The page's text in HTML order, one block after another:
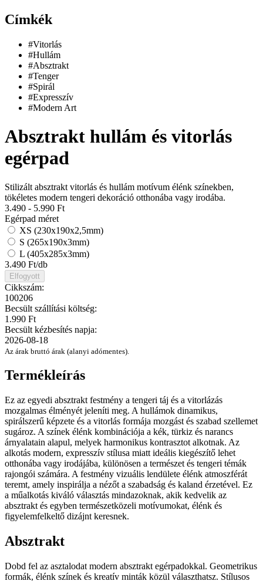
Címkék
#Vitorlás
#Hullám
#Absztrakt
#Tenger
#Spirál
#Expresszív
#Modern Art
Absztrakt hullám és vitorlás
egérpad
Stilizált absztrakt vitorlás és hullám motívum élénk színekben,
tökéletes modern tengeri dekoráció otthonába vagy irodába.
3.490 - 5.990 Ft
Egérpad méret
XS (230x190x2,5mm)
S (265x190x3mm)
L (405x285x3mm)
3.490 Ft/db
Elfogyott
Cikkszám:
100206
Becsült szállítási költség:
1.990 Ft
Becsült kézbesítés napja:
2026-08-18
Az árak bruttó árak (alanyi adómentes).
Termékleírás
Ez az egyedi absztrakt festmény a tengeri táj és a vitorlázás
mozgalmas élményét jeleníti meg. A hullámok dinamikus,
spirálszerű képzete és a vitorlás formája mozgást és szabad szellemet
sugároz. A színek élénk kombinációja a kék, türkiz és narancs
árnyalatain alapul, melyek harmonikus kontrasztot alkotnak. Az
alkotás modern, expresszív stílusa miatt ideális kiegészítő lehet
otthonába vagy irodájába, különösen a természet és tengeri témák
rajongói számára. A festmény vizuális lendülete élénk atmoszférát
teremt, amely inspirálja a nézőt a szabadság és kaland érzetével. Ez
a műalkotás kiváló választás mindazoknak, akik kedvelik az
absztrakt és egyben természetközeli motívumokat, élénk és
figyelemfelkeltő dizájnt keresnek.
Absztrakt
Dobd fel az asztalodat modern absztrakt egérpadokkal. Geometrikus
formák, élénk színek és kreatív minták közül választhatsz. Stílusos